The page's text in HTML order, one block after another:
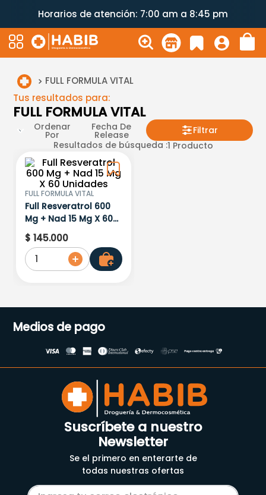
Horarios de atención: 7:00 am a 8:45 pm
FULL FORMULA VITAL
Tus resultados para:
FULL FORMULA VITAL
Ordenar
Por
Fecha De
Release
Filtrar
Resultados de búsqueda :1 Producto
FULL FORMULA VITAL
Full Resveratrol 600
Mg + Nad 15 Mg X 60
Unidades
$ 145.000
1
Medios de pago
Suscríbete a nuestro
Newsletter
Se el primero en enterarte de
todas nuestras ofertas